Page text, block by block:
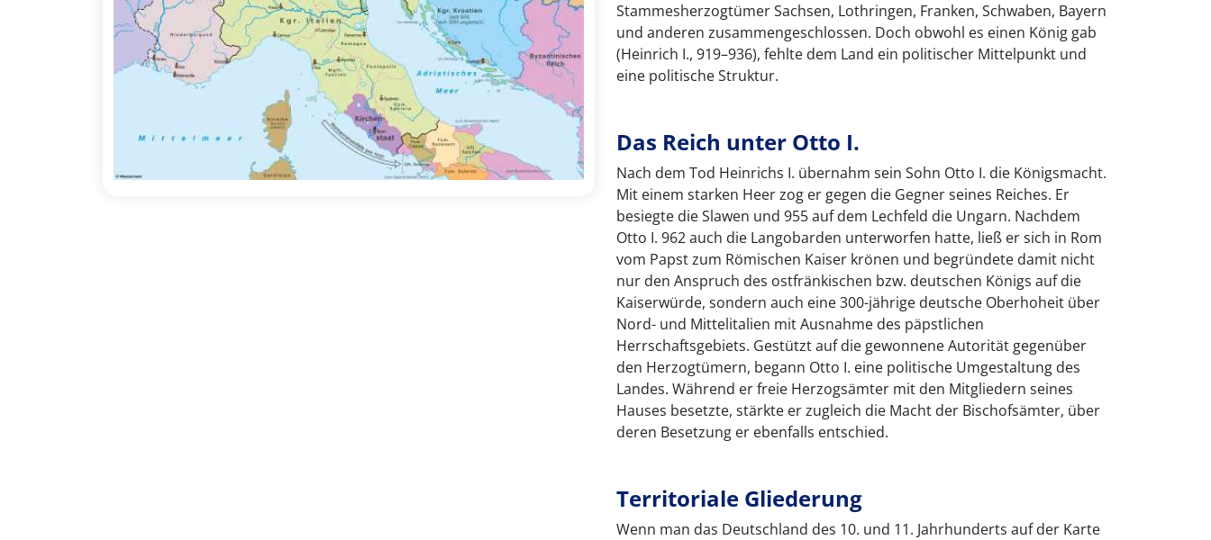
Stammesherzogtümer Sachsen, Lothringen, Franken, Schwaben, Bayern
und anderen zusammengeschlossen. Doch obwohl es einen König gab
(Heinrich I., 919–936), fehlte dem Land ein politischer Mittelpunkt und
eine politische Struktur.
Das Reich unter Otto I.
Nach dem Tod Heinrichs I. übernahm sein Sohn Otto I. die Königsmacht.
Mit einem starken Heer zog er gegen die Gegner seines Reiches. Er
besiegte die Slawen und 955 auf dem Lechfeld die Ungarn. Nachdem
Otto I. 962 auch die Langobarden unterworfen hatte, ließ er sich in Rom
vom Papst zum Römischen Kaiser krönen und begründete damit nicht
nur den Anspruch des ostfränkischen bzw. deutschen Königs auf die
Kaiserwürde, sondern auch eine 300-jährige deutsche Oberhoheit über
Nord- und Mittelitalien mit Ausnahme des päpstlichen
Herrschaftsgebiets. Gestützt auf die gewonnene Autorität gegenüber
den Herzogtümern, begann Otto I. eine politische Umgestaltung des
Landes. Während er freie Herzogsämter mit den Mitgliedern seines
Hauses besetzte, stärkte er zugleich die Macht der Bischofsämter, über
deren Besetzung er ebenfalls entschied.
Territoriale Gliederung
Wenn man das Deutschland des 10. und 11. Jahrhunderts auf der Karte